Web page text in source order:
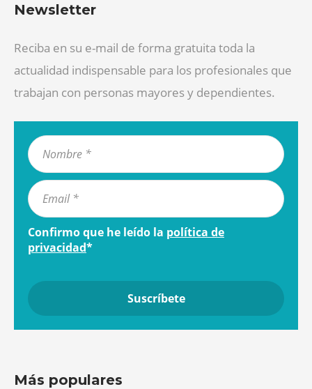
Newsletter
Reciba en su e-mail de forma gratuita toda la
actualidad indispensable para los profesionales que
trabajan con personas mayores y dependientes.
Confirmo que he leído la política de
privacidad*
Más populares